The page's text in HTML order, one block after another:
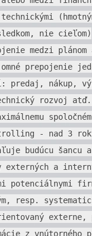
nie cieľom)
medzi plánom
prepojenie
predaj, nákup,
rozvoj
- nad 3
budúcu
externých a
potenciálnymi
resp.
externe,
z vnútorného